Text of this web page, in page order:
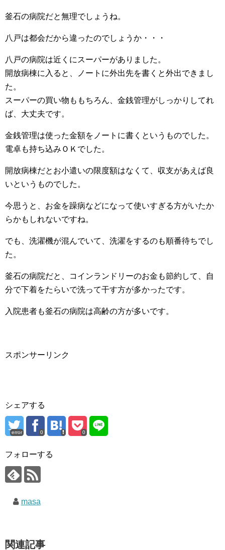
釜石の病院だと無理でしょうね。
八戸は都会だから違ったのでしょうか・・・
八戸の病院は近くにスーパーがありました。
開放病棟に入ると、ノートに外出先を書くと外出できまし
た。
スーパーの買い物ももちろん、金銭管理がしっかりしてれ
ば、大丈夫です。
金銭管理は使った金額をノートに書くというものでした。
電卓も持ち込みＯＫでした。
開放病棟だとお小遣いの限度額はなくて、収支があえば良
いというものでした。
今思うと、お金を躁病などになって使いすぎる方がいたか
らかもしれないですね。
でも、洗濯機が混んでいて、洗濯をするのも順番待ちでし
た。
釜石の病院だと、コインランドリーのお金も節約して、自
分で下着をたらいで洗って干す方が多かったです。
入院患者も釜石の病院は高齢の方が多いです。
スポンサーリンク
シェアする
error 0 0
フォローする
masa
関連記事